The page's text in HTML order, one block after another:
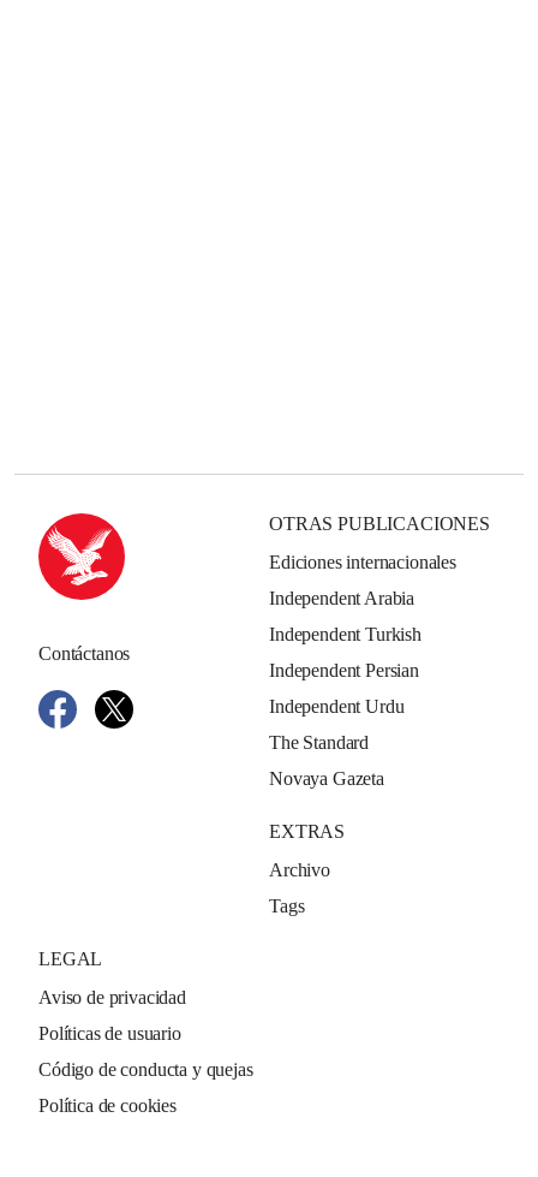
Contáctanos
OTRAS PUBLICACIONES
Ediciones internacionales
Independent Arabia
Independent Turkish
Independent Persian
Independent Urdu
The Standard
Novaya Gazeta
EXTRAS
Archivo
Tags
LEGAL
Aviso de privacidad
Políticas de usuario
Código de conducta y quejas
Política de cookies